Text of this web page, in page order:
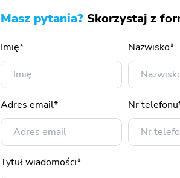
Masz pytania? Skorzystaj z
Imię* Nazwisko*
Adres email* Nr
Tytuł wiadomości*